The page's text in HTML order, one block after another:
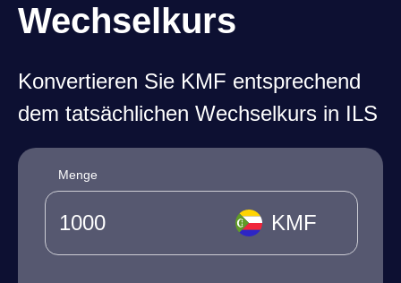
Wechselkurs
Konvertieren Sie KMF entsprechend
dem tatsächlichen Wechselkurs in ILS
Menge
KMF